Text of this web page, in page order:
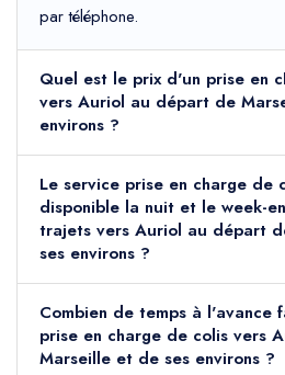
par téléphone.
Quel est le prix d'un prise en
vers Auriol au départ de
environs ?
Le service prise en charge de
disponible la nuit et le week-
trajets vers Auriol au départ
ses environs ?
Combien de temps à l'avance
prise en charge de colis vers
Marseille et de ses environs ?